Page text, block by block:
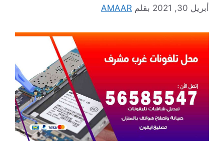
أبريل 30, 2021 بقلم AMAAR